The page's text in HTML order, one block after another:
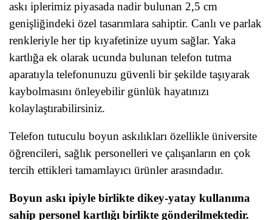
askı iplerimiz piyasada nadir bulunan 2,5 cm
genişliğindeki özel tasarımlara sahiptir. Canlı ve parlak
renkleriyle her tip kıyafetinize uyum sağlar. Yaka
kartlığa ek olarak ucunda bulunan telefon tutma
aparatıyla telefonunuzu güvenli bir şekilde taşıyarak
kaybolmasını önleyebilir günlük hayatınızı
kolaylaştırabilirsiniz.
Telefon tutuculu boyun askılıkları özellikle üniversite
öğrencileri, sağlık personelleri ve çalışanların en çok
tercih ettikleri tamamlayıcı ürünler arasındadır.
Boyun askı ipiyle birlikte dikey-yatay kullanıma
sahip personel kartlığı birlikte gönderilmektedir.